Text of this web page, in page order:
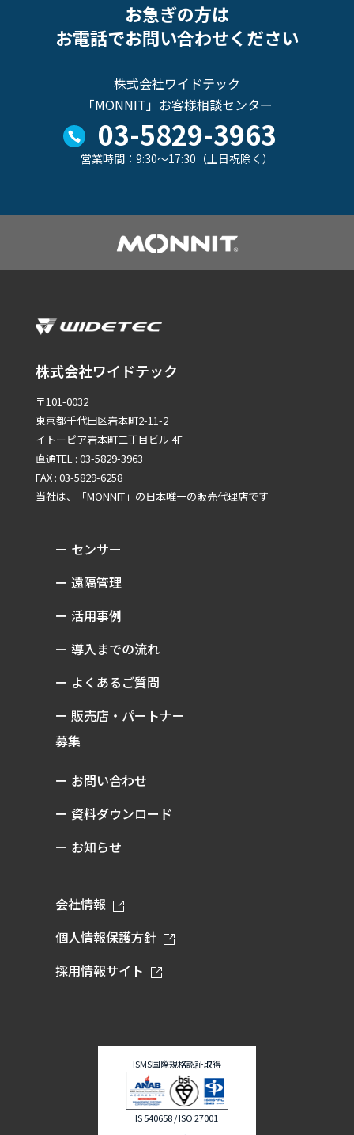
お急ぎの方は
お電話でお問い合わせください
株式会社ワイドテック
「MONNIT」お客様相談センター
03-5829-3963
営業時間：9:30～17:30（土日祝除く）
株式会社ワイドテック
〒101-0032
東京都千代田区岩本町2-11-2
イトーピア岩本町二丁目ビル 4F
直通TEL : 03-5829-3963
FAX : 03-5829-6258
当社は、「MONNIT」の日本唯一の販売代理店です
ー センサー
ー 遠隔管理
ー 活用事例
ー 導入までの流れ
ー よくあるご質問
ー 販売店・パートナー
募集
ー お問い合わせ
ー 資料ダウンロード
ー お知らせ
会社情報
個人情報保護方針
採用情報サイト
ISMS国際規格認証取得
IS 540658 / ISO 27001